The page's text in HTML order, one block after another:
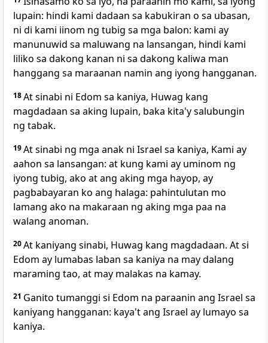
lupain: hindi kami dadaan sa kabukiran o sa ubasan,
ni di kami iinom ng tubig sa mga balon: kami ay
manunuwid sa maluwang na lansangan, hindi kami
liliko sa dakong kanan ni sa dakong kaliwa man
hanggang sa maraanan namin ang iyong hangganan.
18At sinabi ni Edom sa kaniya, Huwag kang
magdadaan sa aking lupain, baka kita'y salubungin
ng tabak.
19At sinabi ng mga anak ni Israel sa kaniya, Kami ay
aahon sa lansangan: at kung kami ay uminom ng
iyong tubig, ako at ang aking mga hayop, ay
pagbabayaran ko ang halaga: pahintulutan mo
lamang ako na makaraan ng aking mga paa na
walang anoman.
20At kaniyang sinabi, Huwag kang magdadaan. At si
Edom ay lumabas laban sa kaniya na may dalang
maraming tao, at may malakas na kamay.
21 Ganito tumanggi si Edom na paraanin ang Israel sa
kaniyang hangganan: kaya't ang Israel ay lumayo sa
kaniya.